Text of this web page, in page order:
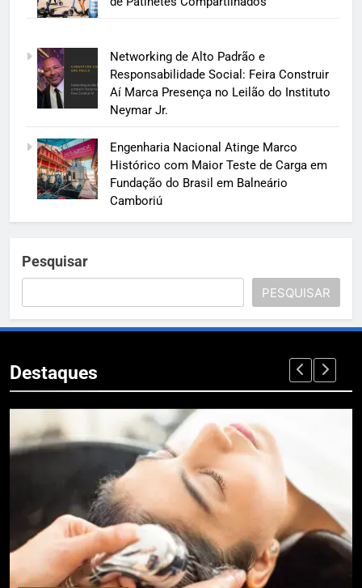
Networking de Alto Padrão e
Responsabilidade Social: Feira Construir
Aí Marca Presença no Leilão do Instituto
Neymar Jr.
Engenharia Nacional Atinge Marco
Histórico com Maior Teste de Carga em
Fundação do Brasil em Balneário
Camboriú
Pesquisar
PESQUISAR
Destaques